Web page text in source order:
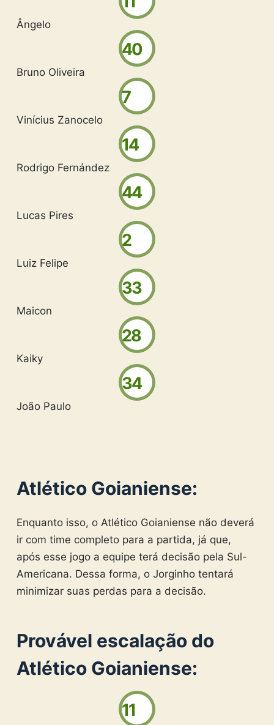
Ângelo
40
Bruno Oliveira
7
Vinícius Zanocelo
14
Rodrigo Fernández
44
Lucas Pires
2
Luiz Felipe
33
Maicon
28
Kaiky
34
João Paulo
Atlético Goianiense:
Enquanto isso, o Atlético Goianiense não deverá
ir com time completo para a partida, já que,
após esse jogo a equipe terá decisão pela Sul-
Americana. Dessa forma, o Jorginho tentará
minimizar suas perdas para a decisão.
Provável escalação do
Atlético Goianiense:
11